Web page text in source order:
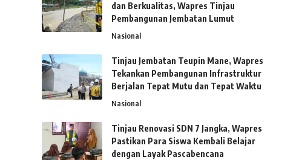
dan Berkualitas, Wapres Tinjau
Pembangunan Jembatan Lumut
Nasional
Tinjau Jembatan Teupin Mane, Wapres
Tekankan Pembangunan Infrastruktur
Berjalan Tepat Mutu dan Tepat Waktu
Nasional
Tinjau Renovasi SDN 7 Jangka, Wapres
Pastikan Para Siswa Kembali Belajar
dengan Layak Pascabencana